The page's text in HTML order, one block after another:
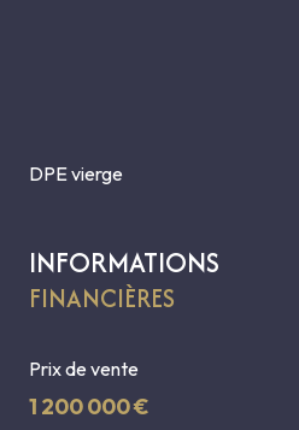
DPE vierge
INFORMATIONS
FINANCIÈRES
Prix de vente
1 200 000 €